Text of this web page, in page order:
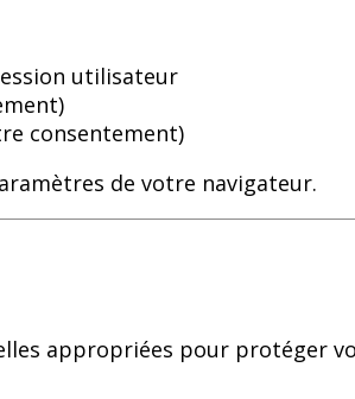
utilisateur
consentement)
de votre navigateur.
appropriées pour protéger